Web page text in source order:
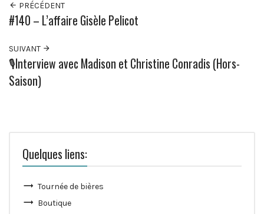
PRÉCÉDENT
#140 – L’affaire Gisèle Pelicot
SUIVANT
🎙️Interview avec Madison et Christine Conradis (Hors-
Saison)
Quelques liens:
Tournée de bières
Boutique